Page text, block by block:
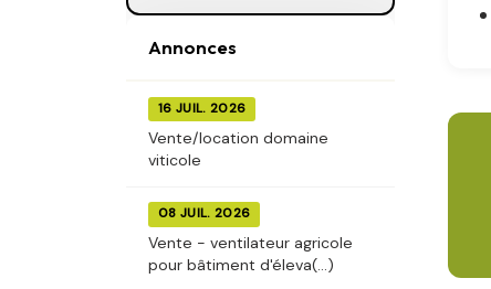
Annonces
16 JUIL. 2026
Vente/location domaine
viticole
08 JUIL. 2026
Vente - ventilateur agricole
pour bâtiment d'éleva(...)